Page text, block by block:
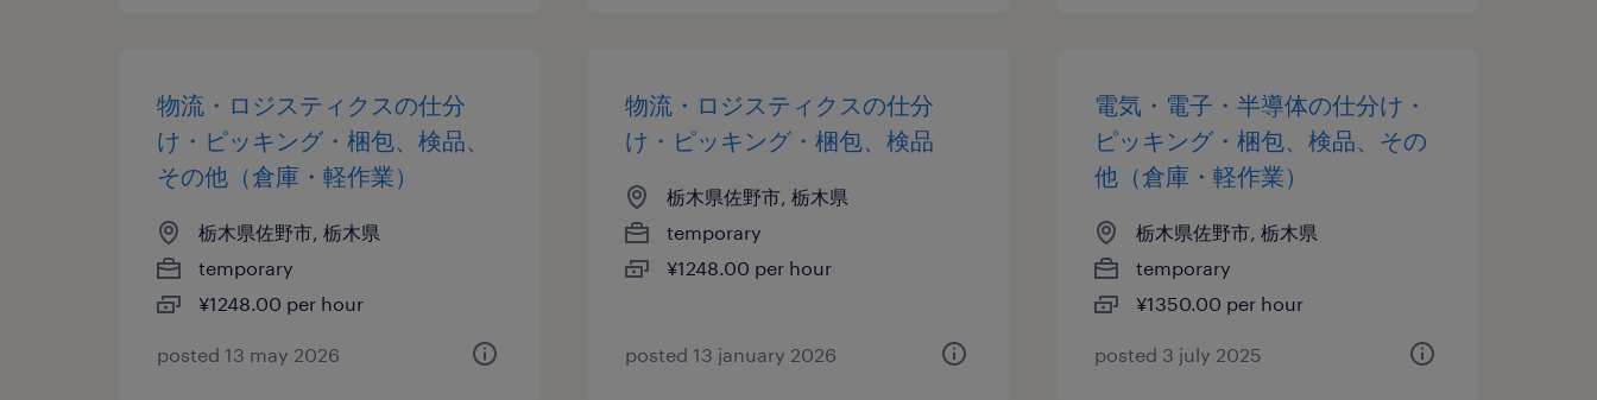
物流・ロジスティクスの仕分
け・ピッキング・梱包、検品、
その他（倉庫・軽作業）
栃木県佐野市, 栃木県
temporary
¥1248.00 per hour
posted 13 may 2026
物流・ロジスティクスの仕分
け・ピッキング・梱包、検品
栃木県佐野市, 栃木県
temporary
¥1248.00 per hour
posted 13 january 2026
電気・電子・半導体の仕分け・
ピッキング・梱包、検品、その
他（倉庫・軽作業）
栃木県佐野市, 栃木県
temporary
¥1350.00 per hour
posted 3 july 2025